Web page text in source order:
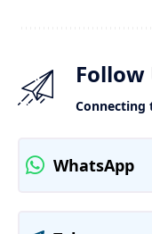
Follow
Connecting
WhatsApp